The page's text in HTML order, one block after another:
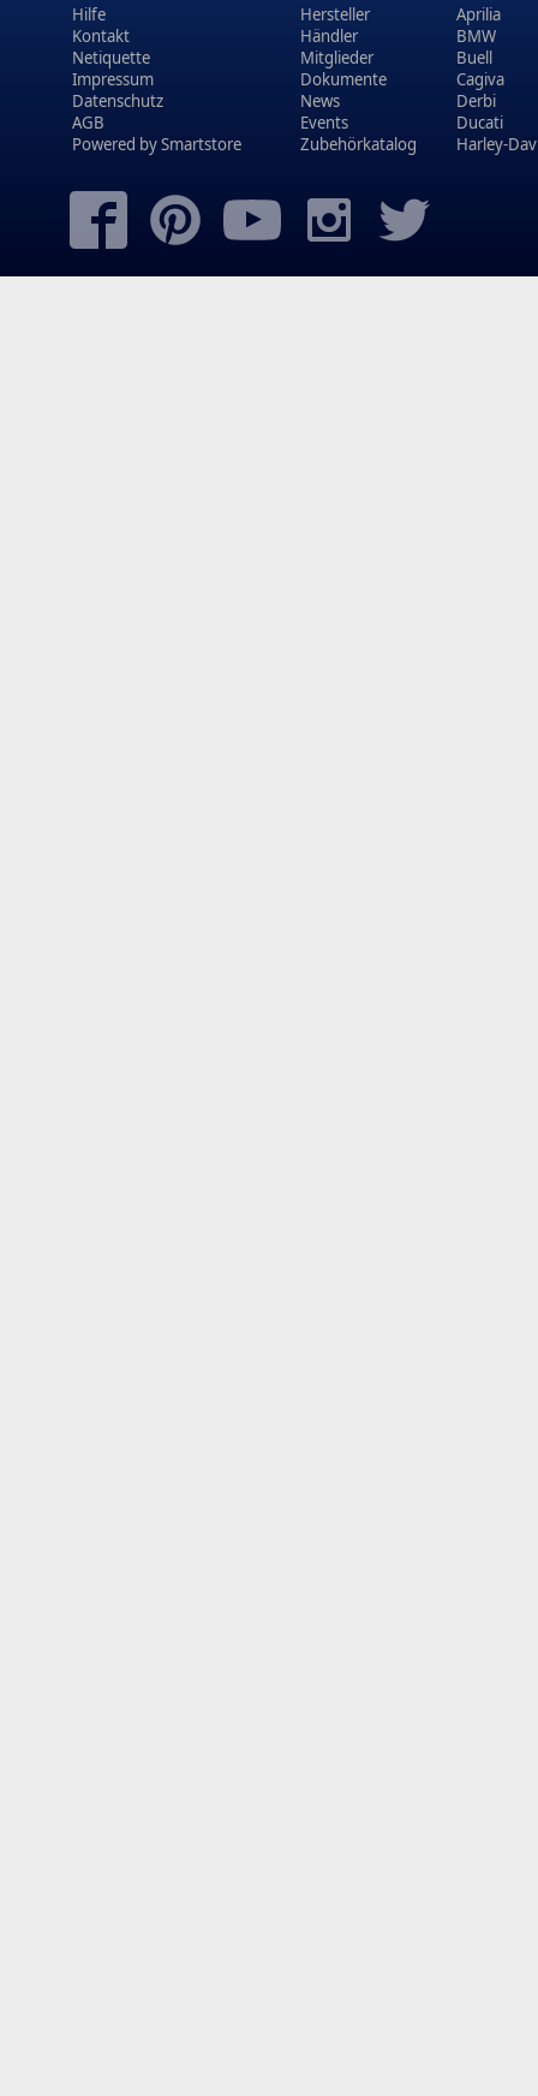
Hilfe
Kontakt
Netiquette
Impressum
Datenschutz
AGB
Powered bySmartstore
Hersteller
Händler
Mitglieder
Dokumente
News
Events
Zubehörkatalog
Aprilia
BMW
Buell
Cagiva
Derbi
Ducati
Harley-